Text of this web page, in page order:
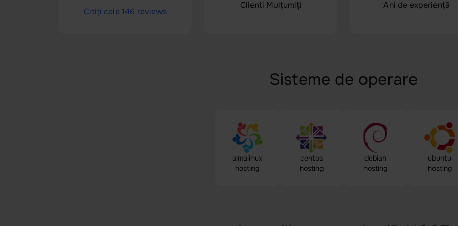
Citiți cele 146 reviews
Clienti Mulțumiți Ani de experiență
Sisteme de operare
almalinux
hosting
centos
hosting
debian
hosting
ubuntu
hosting